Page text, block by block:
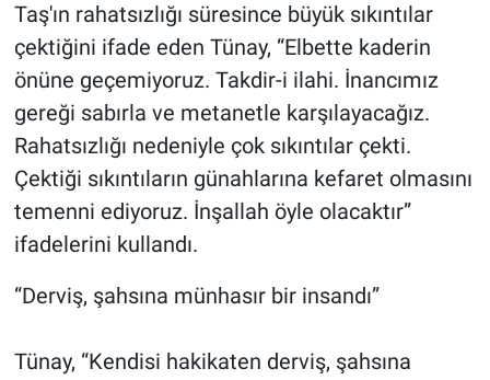
Taş'ın rahatsızlığı süresince büyük sıkıntılar
çektiğini ifade eden Tünay, “Elbette kaderin
önüne geçemiyoruz. Takdir-i ilahi. İnancımız
gereği sabırla ve metanetle karşılayacağız.
Rahatsızlığı nedeniyle çok sıkıntılar çekti.
Çektiği sıkıntıların günahlarına kefaret olmasını
temenni ediyoruz. İnşallah öyle olacaktır”
ifadelerini kullandı.
“Derviş, şahsına münhasır bir insandı”
Tünay, “Kendisi hakikaten derviş, şahsına